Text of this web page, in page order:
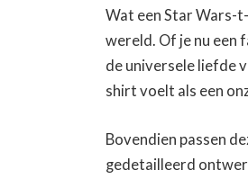
Wat een Star Wars-
wereld. Of je nu een
de universele liefde
shirt voelt als een
Bovendien passen
gedetailleerd